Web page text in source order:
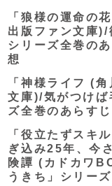
らすじ・感想
「狼様の運命の
出版ファン文庫)/
シリーズ全巻の
想
「神様ライフ (
文庫)/気がつけば
ズ全巻のあらす
「役立たずスキ
ぎ込み25年、今
険譚 (カドカワ
うきち」シリー